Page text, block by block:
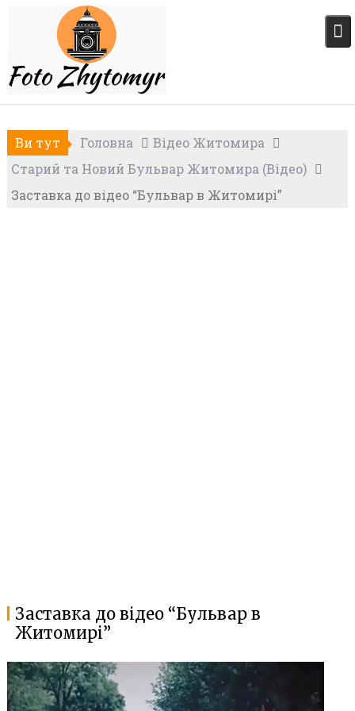
Ви тут Головна
Відео Житомира
Старий та Новий Бульвар Житомира (Відео)
Заставка до відео “Бульвар в Житомирі”
Заставка до відео “Бульвар в
Житомирі”